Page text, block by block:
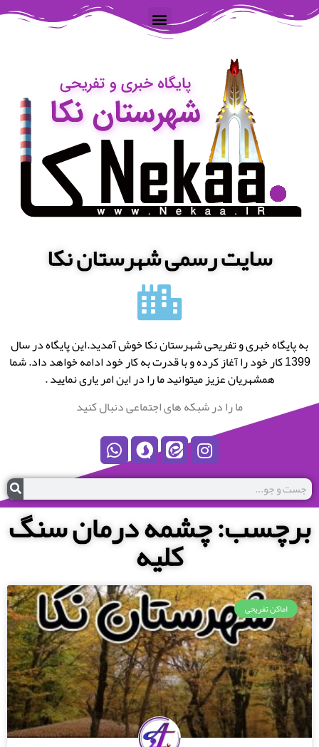
سایت رسمی شهرستان نکا
به پایگاه خبری و تفریحی شهرستان نکا خوش آمدید.این پایگاه در سال
1399 کار خود را آغاز کرده و با قدرت به کار خود ادامه خواهد داد. شما
همشهریان عزیز میتوانید ما را در این امر یاری نمایید .
ما را در شبکه های اجتماعی دنبال کنید
برچسب: چشمه درمان سنگ
کلیه
اماکن تفریحی